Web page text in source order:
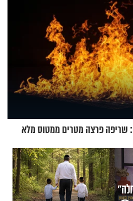
שריפה פרצה מטרים ממטוס מלא